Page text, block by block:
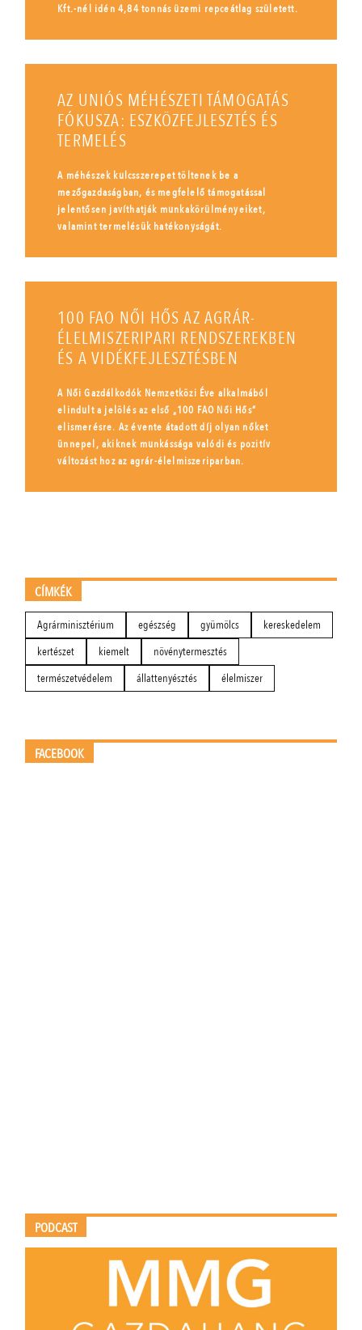
Kft.-nél idén 4,84 tonnás üzemi repceátlag született.
AZ UNIÓS MÉHÉSZETI TÁMOGATÁS
FÓKUSZA: ESZKÖZFEJLESZTÉS ÉS
TERMELÉS
A méhészek kulcsszerepet töltenek be a
mezőgazdaságban, és megfelelő támogatással
jelentősen javíthatják munkakörülményeiket,
valamint termelésük hatékonyságát.
100 FAO NŐI HŐS AZ AGRÁR-
ÉLELMISZERIPARI RENDSZEREKBEN
ÉS A VIDÉKFEJLESZTÉSBEN
A Női Gazdálkodók Nemzetközi Éve alkalmából
elindult a jelölés az első „100 FAO Női Hős”
elismerésre. Az évente átadott díj olyan nőket
ünnepel, akiknek munkássága valódi és pozitív
változást hoz az agrár-élelmiszeriparban.
CÍMKÉK
Agrárminisztérium egészség gyümölcs
kereskedelem
kertészet
kiemelt
növénytermesztés
természetvédelem
állattenyésztés élelmiszer
FACEBOOK
PODCAST